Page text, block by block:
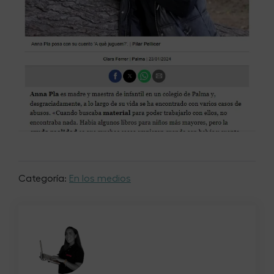
Categoría: En los medios